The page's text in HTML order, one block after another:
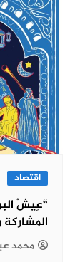
اقتصاد
“عِيشْ
المشاركة
محمد